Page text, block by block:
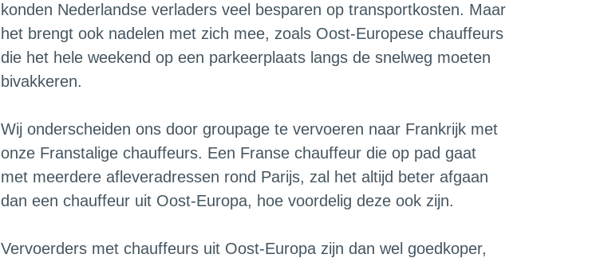
konden Nederlandse verladers veel besparen op transportkosten. Maar
het brengt ook nadelen met zich mee, zoals Oost-Europese chauffeurs
die het hele weekend op een parkeerplaats langs de snelweg moeten
bivakkeren.
Wij onderscheiden ons door groupage te vervoeren naar Frankrijk met
onze Franstalige chauffeurs. Een Franse chauffeur die op pad gaat
met meerdere afleveradressen rond Parijs, zal het altijd beter afgaan
dan een chauffeur uit Oost-Europa, hoe voordelig deze ook zijn.
Vervoerders met chauffeurs uit Oost-Europa zijn dan wel goedkoper,